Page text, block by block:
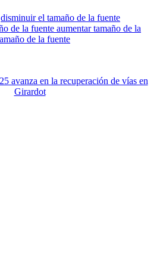
disminuir el tamaño de la fuente
aumentar tamaño de la